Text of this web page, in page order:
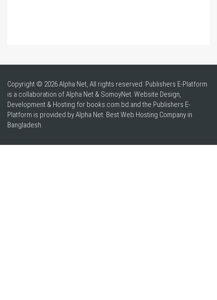
Copyright © 2026 Alpha Net, All rights reserved. Publishers E-Platform
is a collaboration of Alpha Net & SomoyNet. Website Design,
Development & Hosting for books.com.bd and the Publishers E-
Platform is provided by Alpha Net. BestWeb Hosting Company in
Bangladesh.